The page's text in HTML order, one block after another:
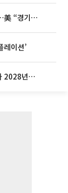
이란, 미국에 호르무즈 합의 조건 제시…美 “경기 아직 안 끝나” [종합]
이션’
종부세 개편에도…1·3주택 종부세 격차 2028년부터 확대